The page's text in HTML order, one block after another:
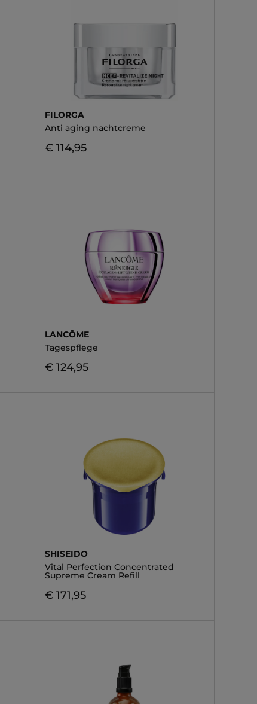
FILORGA
Anti aging nachtcreme
€ 114,95
LANCÔME
Tagespflege
€ 124,95
SHISEIDO
Vital Perfection Concentrated
Supreme Cream Refill
€ 171,95